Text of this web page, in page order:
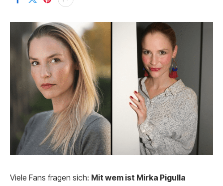
Viele Fans fragen sich: Mit wem ist Mirka Pigulla